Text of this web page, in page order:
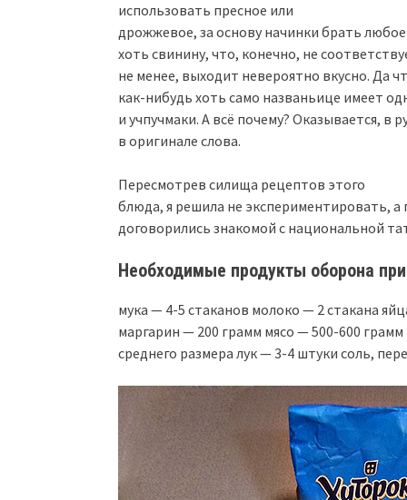
использовать пресное или
дрожжевое, за основу начинки брать
хоть свинину, что, конечно, не
не менее, выходит невероятно вкусно. Да
как-нибудь хоть само названьице имеет
и учпучмаки. А всё почему? Оказывается, в
в оригинале слова.
Пересмотрев силища рецептов этого
блюда, я решила не экспериментировать,
договорились знакомой с национальной
Необходимые продукты оборона
мука — 4-5 стаканов молоко — 2 стакана
маргарин — 200 грамм мясо — 500-600
среднего размера лук — 3-4 штуки соль,